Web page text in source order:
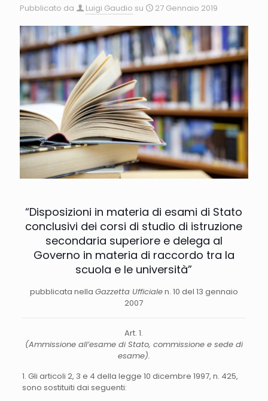
Pubblicato da Luigi Gaudio su 27 Gennaio 2019
“Disposizioni in materia di esami di Stato
conclusivi dei corsi di studio di istruzione
secondaria superiore e delega al
Governo in materia di raccordo tra la
scuola e le università”
pubblicata nella Gazzetta Ufficialen. 10 del 13 gennaio
2007
Art. 1.
(Ammissione all’esame di Stato, commissione e sede di
esame).
1. Gli articoli 2, 3 e 4 della legge 10 dicembre 1997, n. 425,
sono sostituiti dai seguenti: